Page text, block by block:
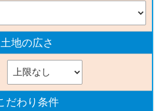
土地の広さ
だわり条件